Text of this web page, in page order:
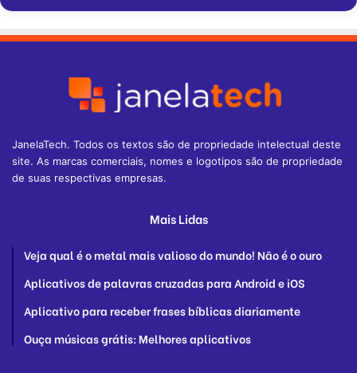
JanelaTech. Todos os textos são de propriedade intelectual deste
site. As marcas comerciais, nomes e logotipos são de propriedade
de suas respectivas empresas.
Mais Lidas
Veja qual é o metal mais valioso do mundo! Não é o ouro
Aplicativos de palavras cruzadas para Android e iOS
Aplicativo para receber frases bíblicas diariamente
Ouça músicas grátis: Melhores aplicativos